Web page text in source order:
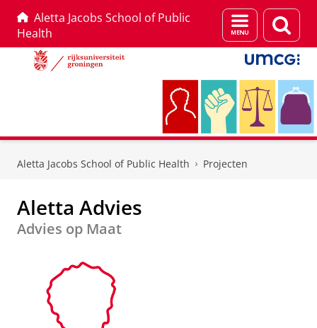
Aletta Jacobs School of Public
Health
Menu
en
zoeken
Aletta Jacobs School of Public Health Projecten
Aletta Advies
Advies op Maat